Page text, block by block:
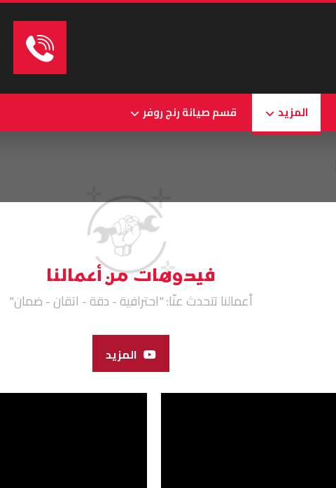
المزيد قسم صيانة رنج روفر
فيدوهات من أعمالنا
أعمالنا تتحدث عنّا: "احترافية - دقة - اتقان - ضمان"
المزيد